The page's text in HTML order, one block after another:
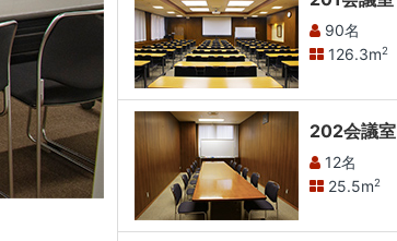
90名
126.3m2
202会議室
12名
25.5m2